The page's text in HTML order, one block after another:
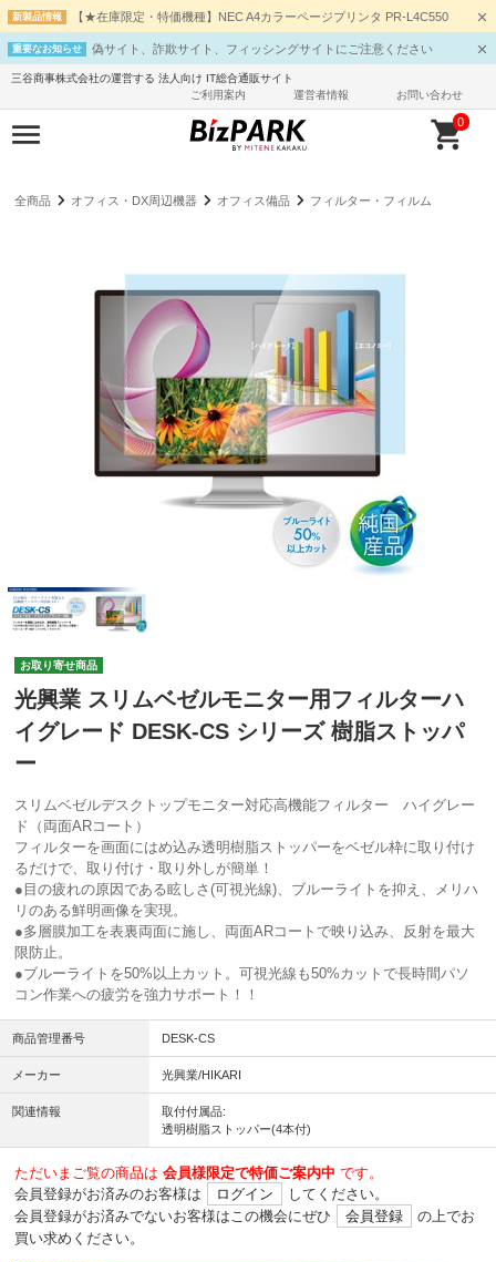
新製品情報 【★在庫限定・特価機種】NEC A4カラーページプリンタ PR-L4C550
重要なお知らせ 偽サイト、詐欺サイト、フィッシングサイトにご注意ください
三谷商事株式会社の運営する 法人向け IT総合通販サイト
ご利用案内
運営者情報 お問い合わせ
0
全商品 オフィス・DX周辺機器 オフィス備品 フィルター・フィルム
お取り寄せ商品
光興業 スリムベゼルモニター用フィルターハ
イグレード DESK-CS シリーズ 樹脂ストッパ
ー
スリムベゼルデスクトップモニター対応高機能フィルター ハイグレー
ド（両面ARコート）
フィルターを画面にはめ込み透明樹脂ストッパーをベゼル枠に取り付け
るだけで、取り付け・取り外しが簡単！
●目の疲れの原因である眩しさ(可視光線)、ブルーライトを抑え、メリハ
リのある鮮明画像を実現。
●多層膜加工を表裏両面に施し、両面ARコートで映り込み、反射を最大
限防止。
●ブルーライトを50%以上カット。可視光線も50%カットで長時間パソ
コン作業への疲労を強力サポート！！
商品管理番号 DESK-CS
メーカー 光興業/HIKARI
関連情報
取付付属品:
透明樹脂ストッパー(4本付)
ただいまご覧の商品は 会員様限定で特価ご案内中 です。
会員登録がお済みのお客様は
ログイン
してください。
会員登録がお済みでないお客様はこの機会にぜひ
会員登録
の上でお
買い求めください。